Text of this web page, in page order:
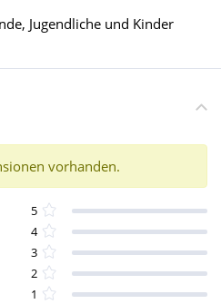
Jugendliche und Kinder
vorhanden.
5
4
3
2
1